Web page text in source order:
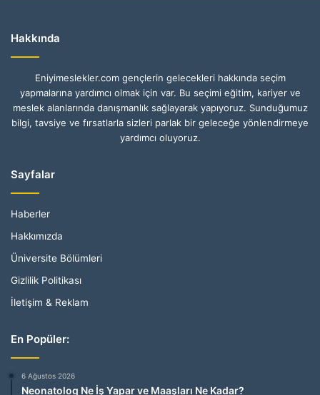
Hakkında
Eniyimeslekler.com gençlerin gelecekleri hakkında seçim
yapmalarına yardımcı olmak için var. Bu seçimi eğitim, kariyer ve
meslek alanlarında danışmanlık sağlayarak yapıyoruz. Sunduğumuz
bilgi, tavsiye ve fırsatlarla sizleri parlak bir geleceğe yönlendirmeye
yardımcı oluyoruz.
Sayfalar
Haberler
Hakkımızda
Üniversite Bölümleri
Gizlilik Politikası
İletişim & Reklam
En Popüler:
6 Ağustos 2026
Neonatolog Ne İş Yapar ve Maaşları Ne Kadar?